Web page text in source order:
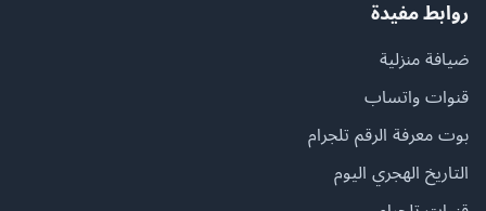
روابط مفيدة
ضيافة منزلية
قنوات واتساب
بوت معرفة الرقم تلجرام
التاريخ الهجري اليوم